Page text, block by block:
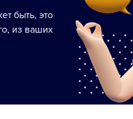
быть, это
из ваших